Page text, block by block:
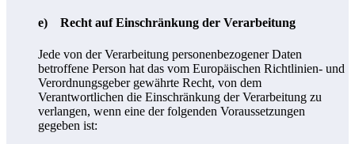
e) Recht auf Einschränkung der Verarbeitung
Jede von der Verarbeitung personenbezogener Daten
betroffene Person hat das vom Europäischen Richtlinien- und
Verordnungsgeber gewährte Recht, von dem
Verantwortlichen die Einschränkung der Verarbeitung zu
verlangen, wenn eine der folgenden Voraussetzungen
gegeben ist: